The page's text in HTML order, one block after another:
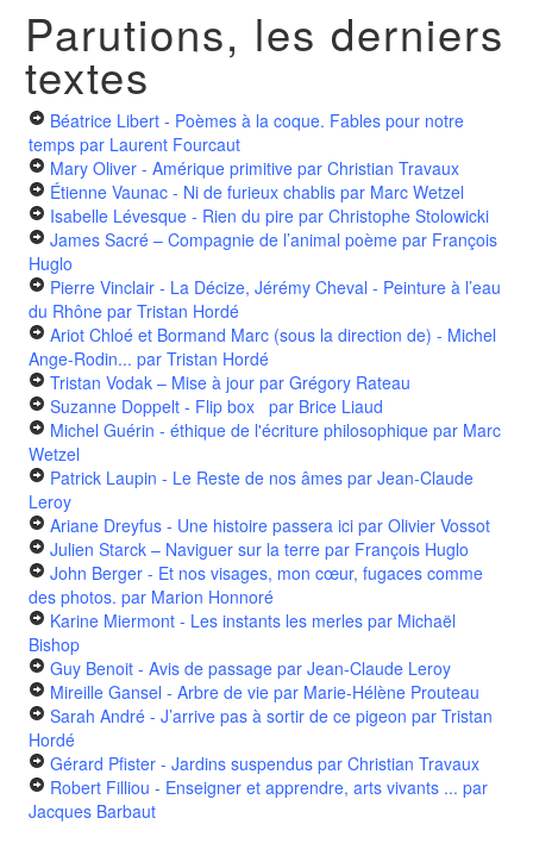
Parutions, les derniers
textes
Béatrice Libert - Poèmes à la coque. Fables pour notre
temps par Laurent Fourcaut
Mary Oliver - Amérique primitive par Christian Travaux
Étienne Vaunac - Ni de furieux chablis par Marc Wetzel
Isabelle Lévesque - Rien du pire par Christophe Stolowicki
James Sacré – Compagnie de l’animal poème par François
Huglo
Pierre Vinclair - La Décize, Jérémy Cheval - Peinture à l’eau
du Rhône par Tristan Hordé
Ariot Chloé et Bormand Marc (sous la direction de) - Michel
Ange-Rodin... par Tristan Hordé
Tristan Vodak – Mise à jour par Grégory Rateau
Suzanne Doppelt - Flip box par Brice Liaud
Michel Guérin - éthique de l'écriture philosophique par Marc
Wetzel
Patrick Laupin - Le Reste de nos âmes par Jean-Claude
Leroy
Ariane Dreyfus - Une histoire passera ici par Olivier Vossot
Julien Starck – Naviguer sur la terre par François Huglo
John Berger - Et nos visages, mon cœur, fugaces comme
des photos. par Marion Honnoré
Karine Miermont - Les instants les merles par Michaël
Bishop
Guy Benoit - Avis de passage par Jean-Claude Leroy
Mireille Gansel - Arbre de vie par Marie-Hélène Prouteau
Sarah André - J’arrive pas à sortir de ce pigeon par Tristan
Hordé
Gérard Pfister - Jardins suspendus par Christian Travaux
Robert Filliou - Enseigner et apprendre, arts vivants ... par
Jacques Barbaut